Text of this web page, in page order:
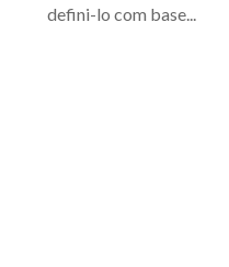
defini-lo com base...